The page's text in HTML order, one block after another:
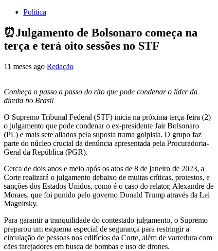
Política
⏰Julgamento de Bolsonaro começa na
terça e terá oito sessões no STF
11 meses ago Redação
Conheça o passo a passo do rito que pode condenar o líder da
direita no Brasil
O Supremo Tribunal Federal (STF) inicia na próxima terça-feira (2)
o julgamento que pode condenar o ex-presidente Jair Bolsonaro
(PL) e mais sete aliados pela suposta trama golpista. O grupo faz
parte do núcleo crucial da denúncia apresentada pela Procuradoria-
Geral da República (PGR).
Cerca de dois anos e meio após os atos de 8 de janeiro de 2023, a
Corte realizará o julgamento debaixo de muitas críticas, protestos, e
sanções dos Estados Unidos, como é o caso do relator, Alexandre de
Moraes, que foi punido pelo governo Donald Trump através da Lei
Magnitsky.
Para garantir a tranquilidade do contestado julgamento, o Supremo
preparou um esquema especial de segurança para restringir a
circulação de pessoas nos edifícios da Corte, além de varredura com
cães farejadores em busca de bombas e uso de drones.